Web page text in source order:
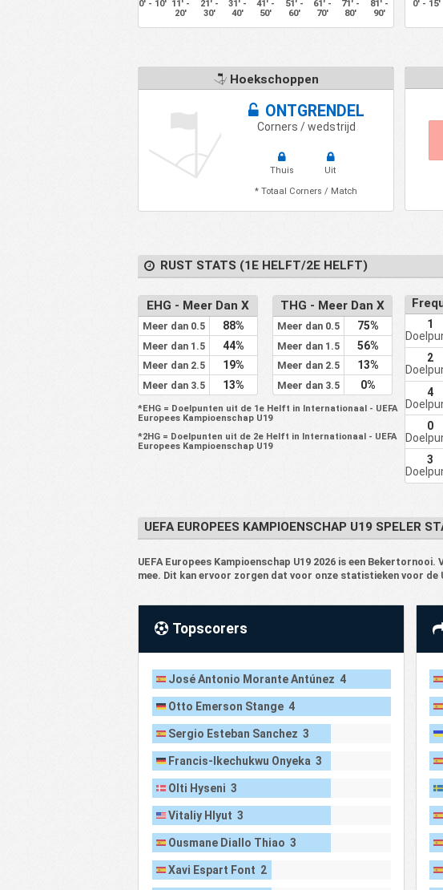
0' - 10' 11' -
20'
21' -
30'
31' -
40'
41' -
50'
51' -
60'
61' -
70'
71' -
80'
81' -
90'
0' - 15'
Hoekschoppen
ONTGRENDEL
Corners / wedstrijd
Thuis
Uit
* Totaal Corners / Match
RUST STATS (1E HELFT/2E HELFT)
EHG - Meer Dan X
Meer dan 0.5 88%
Meer dan 1.5 44%
Meer dan 2.5 19%
Meer dan 3.5 13%
THG - Meer Dan X
Meer dan 0.5 75%
Meer dan 1.5 56%
Meer dan 2.5 13%
Meer dan 3.5 0%
*EHG = Doelpunten uit de 1e Helft in Internationaal - UEFA
Europees Kampioenschap U19
*2HG = Doelpunten uit de 2e Helft in Internationaal - UEFA
Europees Kampioenschap U19
1
2
4
0
3
UEFA EUROPEES KAMPIOENSCHAP U19 SPELER
UEFA Europees Kampioenschap U19 2026 is een
mee. Dit kan ervoor zorgen dat voor onze statistieken voor de
Topscorers
José Antonio Morante Antúnez 4
Otto Emerson Stange 4
Sergio Esteban Sanchez 3
Francis-Ikechukwu Onyeka 3
Olti Hyseni 3
Vitaliy Hlyut 3
Ousmane Diallo Thiao 3
Xavi Espart Font 2